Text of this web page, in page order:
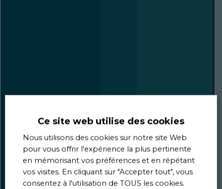
Ce site web utilise des cookies
Nous utilisons des cookies sur notre site Web
pour vous offrir l'expérience la plus pertinente
en mémorisant vos préférences et en répétant
vos visites. En cliquant sur "Accepter tout", vous
consentez à l'utilisation de TOUS les cookies.